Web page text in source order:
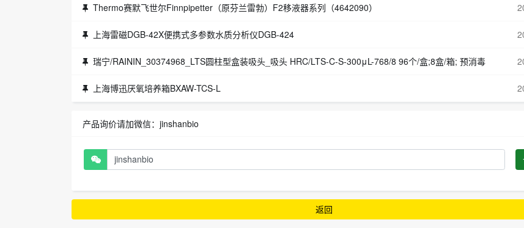
Thermo赛默飞世尔Finnpipetter（原芬兰雷勃）F2移液器系列（4642090）
上海雷磁DGB-42X便携式多参数水质分析仪DGB-424
瑞宁/RAININ_30374968_LTS圆柱型盒装吸头_吸头 HRC/LTS-C-S-300μL-768/8 96个/盒;8盒/箱; 预消毒
上海博迅厌氧培养箱BXAW-TCS-L
产品询价请加微信：jinshanbio
返回